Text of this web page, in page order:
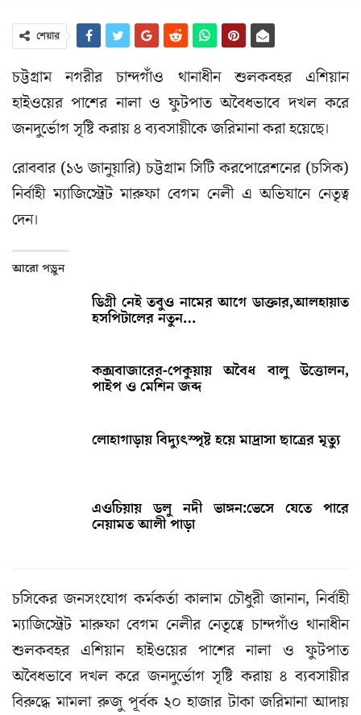
শেয়ার
চট্টগ্রাম নগরীর চান্দগাঁও থানাধীন শুলকবহর এশিয়ান
হাইওয়ের পাশের নালা ও ফুটপাত অবৈধভাবে দখল করে
জনদুর্ভোগ সৃষ্টি করায় ৪ ব্যবসায়ীকে জরিমানা করা হয়েছে।
রোববার (১৬ জানুয়ারি) চট্টগ্রাম সিটি করপোরেশনের (চসিক)
নির্বাহী ম্যাজিস্ট্রেট মারুফা বেগম নেলী এ অভিযানে নেতৃত্ব
দেন।
আরো পড়ুন
ডিগ্রী নেই তবুও নামের আগে ডাক্তার,আলহায়াত
হসপিটালের নতুন…
কক্সবাজারের-পেকুয়ায় অবৈধ বালু উত্তোলন,
পাইপ ও মেশিন জব্দ
লোহাগাড়ায় বিদ্যুৎস্পৃষ্ট হয়ে মাদ্রাসা ছাত্রের মৃত্যু
এওচিয়ায় ডলু নদী ভাঙ্গন:ভেসে যেতে পারে
নেয়ামত আলী পাড়া
চসিকের জনসংযোগ কর্মকর্তা কালাম চৌধুরী জানান, নির্বাহী
ম্যাজিস্ট্রেট মারুফা বেগম নেলীর নেতৃত্বে চান্দগাঁও থানাধীন
শুলকবহর এশিয়ান হাইওয়ের পাশের নালা ও ফুটপাত
অবৈধভাবে দখল করে জনদুর্ভোগ সৃষ্টি করায় ৪ ব্যবসায়ীর
বিরুদ্ধে মামলা রুজু পূর্বক ২০ হাজার টাকা জরিমানা আদায়